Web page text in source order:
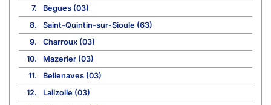
7.
Bègues (03)
8.
Saint-Quintin-sur-Sioule (63)
9.
Charroux (03)
10.
Mazerier (03)
11.
Bellenaves (03)
12.
Lalizolle (03)